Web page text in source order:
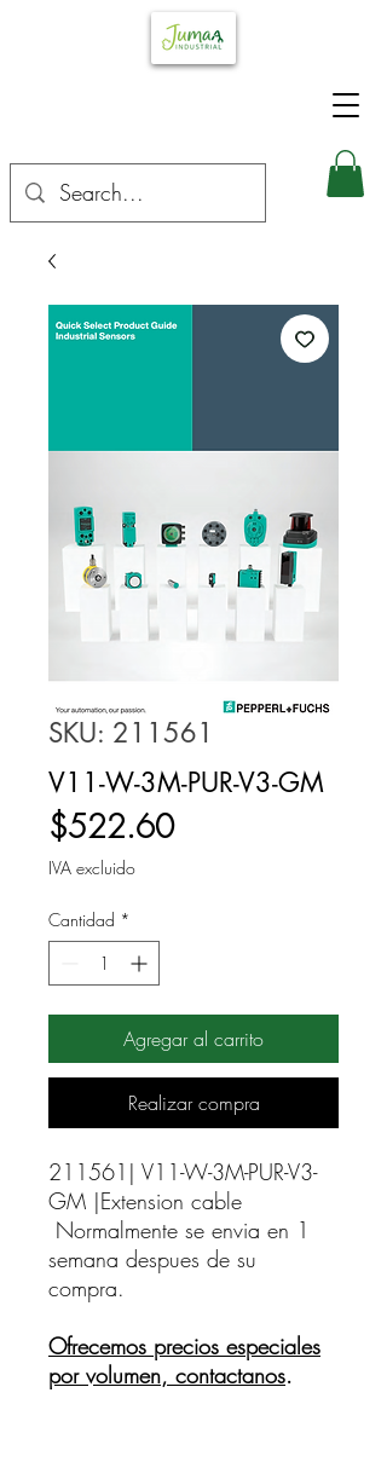
SKU: 211561
V11-W-3M-PUR-V3-GM
$522.60Precio
IVA excluido
Cantidad *
Agregar al carrito
Realizar compra
211561| V11-W-3M-PUR-V3-
GM |Extension cable
Normalmente se envia en 1
semana despues de su
compra.
Ofrecemos precios especiales
por volumen, contactanos.